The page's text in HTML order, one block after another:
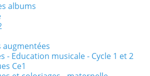
albums
augmentées
- Education musicale - Cycle 1 et 2
Ce1